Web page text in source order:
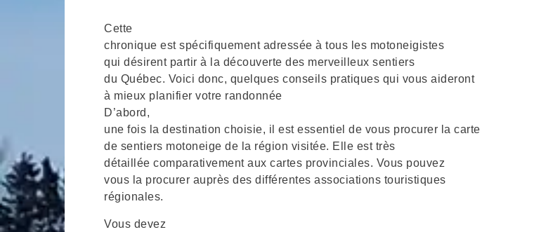
Cette
chronique est spécifiquement adressée à tous les motoneigistes
qui désirent partir à la découverte des merveilleux sentiers
du Québec. Voici donc, quelques conseils pratiques qui vous aideront
à mieux planifier votre randonnée
D’abord,
une fois la destination choisie, il est essentiel de vous procurer la carte
de sentiers motoneige de la région visitée. Elle est très
détaillée comparativement aux cartes provinciales. Vous pouvez
vous la procurer auprès des différentes associations touristiques
régionales.
Vous devez